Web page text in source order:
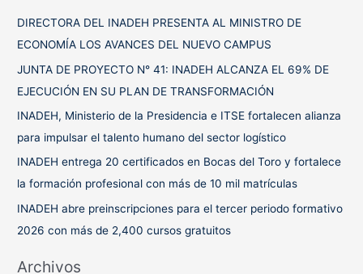
:
DIRECTORA DEL INADEH PRESENTA AL MINISTRO DE
ECONOMÍA LOS AVANCES DEL NUEVO CAMPUS
JUNTA DE PROYECTO N° 41: INADEH ALCANZA EL 69% DE
EJECUCIÓN EN SU PLAN DE TRANSFORMACIÓN
INADEH, Ministerio de la Presidencia e ITSE fortalecen alianza
para impulsar el talento humano del sector logístico
INADEH entrega 20 certificados en Bocas del Toro y fortalece
la formación profesional con más de 10 mil matrículas
INADEH abre preinscripciones para el tercer periodo formativo
2026 con más de 2,400 cursos gratuitos
Archivos